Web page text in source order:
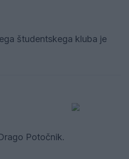
študentskega kluba je
Potočnik.